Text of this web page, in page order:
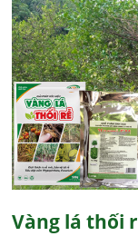
Vàng lá thối